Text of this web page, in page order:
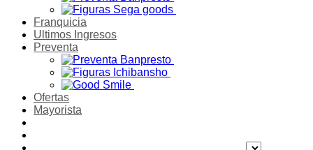
Franquicia
Ultimos Ingresos
Preventa
Ofertas
Mayorista